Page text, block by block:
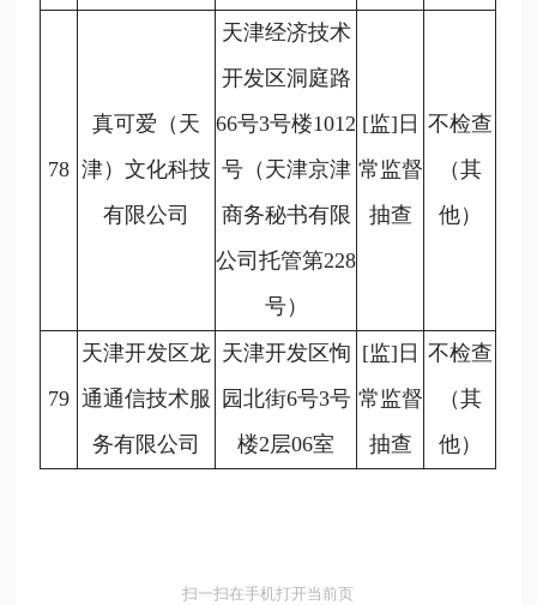
78
真可爱（天
津）文化科技
有限公司
天津经济技术
开发区洞庭路
66号3号楼1012
号（天津京津
商务秘书有限
公司托管第228
号）
[监]日
常监督
抽查
不检查
（其
他）
79
天津开发区龙
通通信技术服
务有限公司
天津开发区恂
园北街6号3号
楼2层06室
[监]日
常监督
抽查
不检查
（其
他）
扫一扫在手机打开当前页